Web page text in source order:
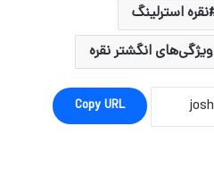
نقره استرلینگ
ویژگی‌های انگشتر نقره
Copy URL